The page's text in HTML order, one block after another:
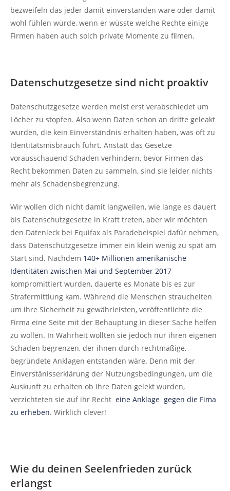
bezweifeln das jeder damit einverstanden wäre oder damit
wohl fühlen würde, wenn er wüsste welche Rechte einige
Firmen haben auch solch private Momente zu filmen.
Datenschutzgesetze sind nicht proaktiv
Datenschutzgesetze werden meist erst verabschiedet um
Löcher zu stopfen. Also wenn Daten schon an dritte geleakt
wurden, die kein Einverständnis erhalten haben, was oft zu
Identitätsmisbrauch führt. Anstatt das Gesetze
vorausschauend Schäden verhindern, bevor Firmen das
Recht bekommen Daten zu sammeln, sind sie leider nichts
mehr als Schadensbegrenzung.
Wir wollen dich nicht damit langweilen, wie lange es dauert
bis Datenschutzgesetze in Kraft treten, aber wir möchten
den Datenleck bei Equifax als Paradebeispiel dafür nehmen,
dass Datenschutzgesetze immer ein klein wenig zu spät am
Start sind. Nachdem 140+ Millionen amerikanische
Identitäten zwischen Mai und September 2017
kompromittiert wurden, dauerte es Monate bis es zur
Strafermittlung kam. Während die Menschen strauchelten
um ihre Sicherheit zu gewährleisten, veröffentlichte die
Firma eine Seite mit der Behauptung in dieser Sache helfen
zu wollen. In Wahrheit wollten sie jedoch nur ihren eigenen
Schaden begrenzen, der ihnen durch rechtmäßige,
begründete Anklagen entstanden wäre. Denn mit der
Einverstänisserklärung der Nutzungsbedingungen, um die
Auskunft zu erhalten ob ihre Daten gelekt wurden,
verzichteten sie auf ihr Recht eine Anklage gegen die Fima
zu erheben. Wirklich clever!
Wie du deinen Seelenfrieden zurück
erlangst